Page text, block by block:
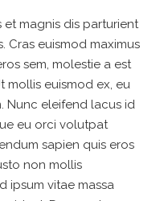
magnis dis parturient
Cras euismod maximus
sem, molestie a est
mollis euismod ex, eu
Nunc eleifend lacus id
eu orci volutpat
sapien quis eros
non mollis
ipsum vitae massa